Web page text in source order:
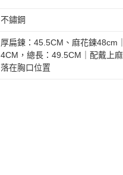
不鏽鋼
厚扁鍊：45.5CM、麻花鍊48cm
4CM，總長：49.5CM｜配戴上
落在胸口位置